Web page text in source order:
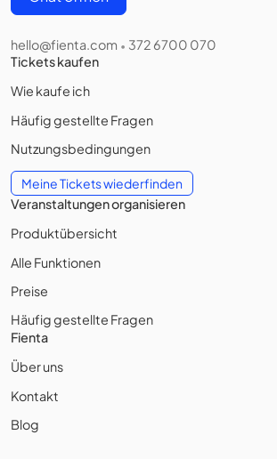
hello@fienta.com • 372 6700 070
Tickets kaufen
Wie kaufe ich
Häufig gestellte Fragen
Nutzungsbedingungen
Meine Tickets wiederfinden
Veranstaltungen organisieren
Produktübersicht
Alle Funktionen
Preise
Häufig gestellte Fragen
Fienta
Über uns
Kontakt
Blog